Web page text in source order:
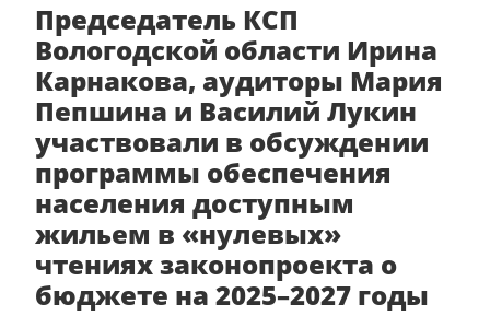
Председатель КСП
Вологодской области Ирина
Карнакова, аудиторы Мария
Пепшина и Василий Лукин
участвовали в обсуждении
программы обеспечения
населения доступным
жильем в «нулевых»
чтениях законопроекта о
бюджете на 2025–2027 годы